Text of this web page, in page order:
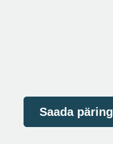
Saada päring